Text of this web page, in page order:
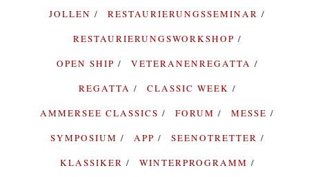
JOLLEN
RESTAURIERUNGSSEMINAR
RESTAURIERUNGSWORKSHOP
OPEN SHIP
VETERANENREGATTA
REGATTA
CLASSIC WEEK
AMMERSEE CLASSICS
FORUM
MESSE
SYMPOSIUM
APP
SEENOTRETTER
KLASSIKER
WINTERPROGRAMM